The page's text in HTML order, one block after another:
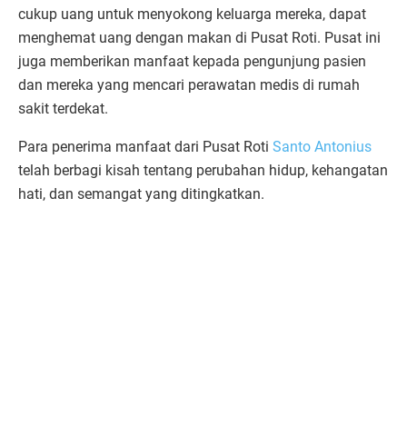
cukup uang untuk menyokong keluarga mereka, dapat
menghemat uang dengan makan di Pusat Roti. Pusat ini
juga memberikan manfaat kepada pengunjung pasien
dan mereka yang mencari perawatan medis di rumah
sakit terdekat.
Para penerima manfaat dari Pusat Roti Santo Antonius
telah berbagi kisah tentang perubahan hidup, kehangatan
hati, dan semangat yang ditingkatkan.